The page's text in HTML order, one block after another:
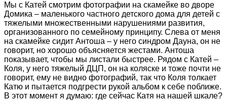
Мы с Катей смотрим фотографии на скамейке во дворе
Домика – маленького частного детского дома для детей с
тяжелыми множественными нарушениями развития,
организованного по семейному принципу. Слева от меня
на скамейке сидит Антоша – у него синдром Дауна, он не
говорит, но хорошо объясняется жестами. Антоша
показывает, чтобы мы листали быстрее. Рядом с Катей –
Коля, у него тяжелый ДЦП, он на коляске и тоже почти не
говорит, ему не видно фотографий, так что Коля толкает
Катю и пытается подгрести рукой альбом к себе поближе.
В этот момент я думаю: где сейчас Катя на нашей шкале?